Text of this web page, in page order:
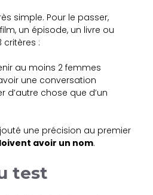
simple. Pour le passer,
un épisode, un livre ou
critères :
au moins 2 femmes
une conversation
d’autre chose que d’un
une précision au premier
avoir un nom.
test